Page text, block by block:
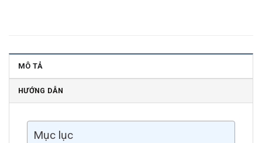
MÔ TẢ
HƯỚNG DẪN
Mục lục